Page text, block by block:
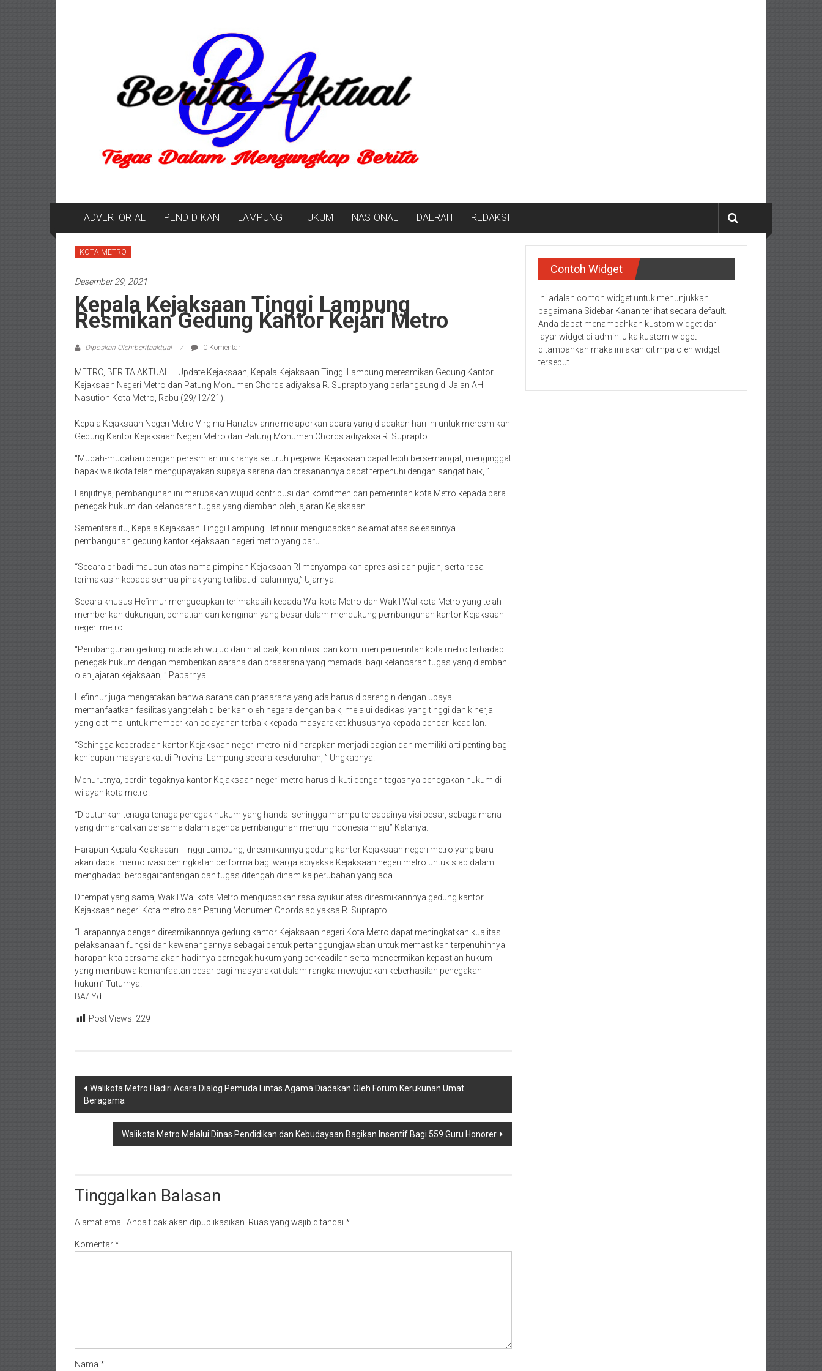
ADVERTORIAL PENDIDIKAN LAMPUNG HUKUM NASIONAL DAERAH REDAKSI
KOTA METRO
Desember 29, 2021
Kepala Kejaksaan Tinggi Lampung
Resmikan Gedung Kantor Kejari Metro
Diposkan Oleh:beritaaktual 0 Komentar
METRO, BERITA AKTUAL – Update Kejaksaan, Kepala Kejaksaan Tinggi Lampung meresmikan Gedung Kantor
Kejaksaan Negeri Metro dan Patung Monumen Chords adiyaksa R. Suprapto yang berlangsung di Jalan AH
Nasution Kota Metro, Rabu (29/12/21).
Kepala Kejaksaan Negeri Metro Virginia Hariztavianne melaporkan acara yang diadakan hari ini untuk meresmikan
Gedung Kantor Kejaksaan Negeri Metro dan Patung Monumen Chords adiyaksa R. Suprapto.
“Mudah-mudahan dengan peresmian ini kiranya seluruh pegawai Kejaksaan dapat lebih bersemangat, menginggat
bapak walikota telah mengupayakan supaya sarana dan prasanannya dapat terpenuhi dengan sangat baik, ”
Lanjutnya, pembangunan ini merupakan wujud kontribusi dan komitmen dari pemerintah kota Metro kepada para
penegak hukum dan kelancaran tugas yang diemban oleh jajaran Kejaksaan.
Sementara itu, Kepala Kejaksaan Tinggi Lampung Hefinnur mengucapkan selamat atas selesainnya
pembangunan gedung kantor kejaksaan negeri metro yang baru.
“Secara pribadi maupun atas nama pimpinan Kejaksaan RI menyampaikan apresiasi dan pujian, serta rasa
terimakasih kepada semua pihak yang terlibat di dalamnya,” Ujarnya.
Secara khusus Hefinnur mengucapkan terimakasih kepada Walikota Metro dan Wakil Walikota Metro yang telah
memberikan dukungan, perhatian dan keinginan yang besar dalam mendukung pembangunan kantor Kejaksaan
negeri metro.
“Pembangunan gedung ini adalah wujud dari niat baik, kontribusi dan komitmen pemerintah kota metro terhadap
penegak hukum dengan memberikan sarana dan prasarana yang memadai bagi kelancaran tugas yang diemban
oleh jajaran kejaksaan, ” Paparnya.
Hefinnur juga mengatakan bahwa sarana dan prasarana yang ada harus dibarengin dengan upaya
memanfaatkan fasilitas yang telah di berikan oleh negara dengan baik, melalui dedikasi yang tinggi dan kinerja
yang optimal untuk memberikan pelayanan terbaik kepada masyarakat khususnya kepada pencari keadilan.
“Sehingga keberadaan kantor Kejaksaan negeri metro ini diharapkan menjadi bagian dan memiliki arti penting bagi
kehidupan masyarakat di Provinsi Lampung secara keseluruhan, ” Ungkapnya.
Menurutnya, berdiri tegaknya kantor Kejaksaan negeri metro harus diikuti dengan tegasnya penegakan hukum di
wilayah kota metro.
“Dibutuhkan tenaga-tenaga penegak hukum yang handal sehingga mampu tercapainya visi besar, sebagaimana
yang dimandatkan bersama dalam agenda pembangunan menuju indonesia maju” Katanya.
Harapan Kepala Kejaksaan Tinggi Lampung, diresmikannya gedung kantor Kejaksaan negeri metro yang baru
akan dapat memotivasi peningkatan performa bagi warga adiyaksa Kejaksaan negeri metro untuk siap dalam
menghadapi berbagai tantangan dan tugas ditengah dinamika perubahan yang ada.
Ditempat yang sama, Wakil Walikota Metro mengucapkan rasa syukur atas diresmikannnya gedung kantor
Kejaksaan negeri Kota metro dan Patung Monumen Chords adiyaksa R. Suprapto.
“Harapannya dengan diresmikannnya gedung kantor Kejaksaan negeri Kota Metro dapat meningkatkan kualitas
pelaksanaan fungsi dan kewenangannya sebagai bentuk pertanggungjawaban untuk memastikan terpenuhinnya
harapan kita bersama akan hadirnya pernegak hukum yang berkeadilan serta mencermikan kepastian hukum
yang membawa kemanfaatan besar bagi masyarakat dalam rangka mewujudkan keberhasilan penegakan
hukum” Tuturnya.
BA/ Yd
Post Views: 229
Navigasi
pos
Walikota Metro Hadiri Acara Dialog Pemuda Lintas Agama Diadakan Oleh Forum Kerukunan Umat
Beragama
Walikota Metro Melalui Dinas Pendidikan dan Kebudayaan Bagikan Insentif Bagi 559 Guru Honorer
Tinggalkan Balasan
Alamat email Anda tidak akan dipublikasikan. Ruas yang wajib ditandai *
Komentar*
Nama *
Contoh Widget
Ini adalah contoh widget untuk menunjukkan
bagaimana Sidebar Kanan terlihat secara default.
Anda dapat menambahkan kustom widget dari
layar widget di admin. Jika kustom widget
ditambahkan maka ini akan ditimpa oleh widget
tersebut.